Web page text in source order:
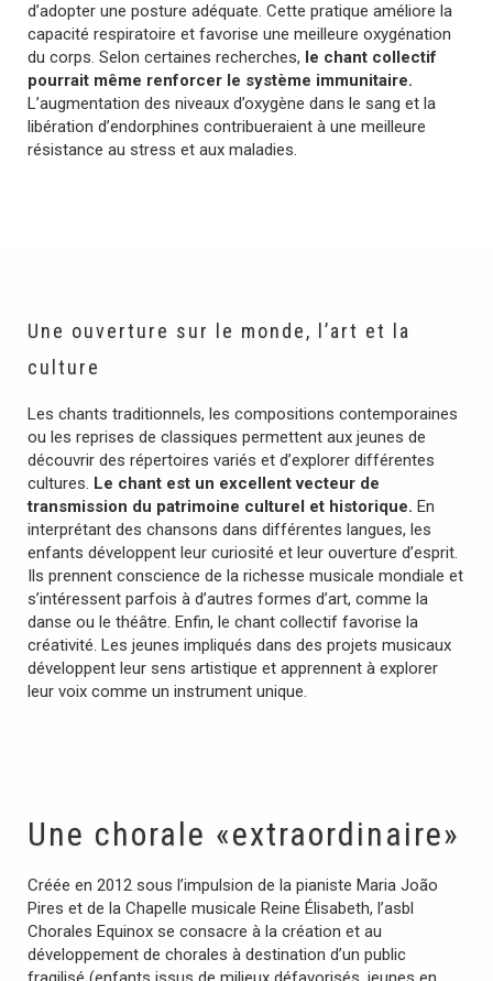
d’adopter une posture adéquate. Cette pratique améliore la
capacité respiratoire et favorise une meilleure oxygénation
du corps. Selon certaines recherches, le chant collectif
pourrait même renforcer le système immunitaire.
L’augmentation des niveaux d’oxygène dans le sang et la
libération d’endorphines contribueraient à une meilleure
résistance au stress et aux maladies.
Une ouverture sur le monde, l’art et la
culture
Les chants traditionnels, les compositions contemporaines
ou les reprises de classiques permettent aux jeunes de
découvrir des répertoires variés et d’explorer différentes
cultures. Le chant est un excellent vecteur de
transmission du patrimoine culturel et historique. En
interprétant des chansons dans différentes langues, les
enfants développent leur curiosité et leur ouverture d’esprit.
Ils prennent conscience de la richesse musicale mondiale et
s’intéressent parfois à d’autres formes d’art, comme la
danse ou le théâtre. Enfin, le chant collectif favorise la
créativité. Les jeunes impliqués dans des projets musicaux
développent leur sens artistique et apprennent à explorer
leur voix comme un instrument unique.
Une chorale «extraordinaire»
Créée en 2012 sous l’impulsion de la pianiste Maria João
Pires et de la Chapelle musicale Reine Élisabeth, l’asbl
Chorales Equinox se consacre à la création et au
développement de chorales à destination d’un public